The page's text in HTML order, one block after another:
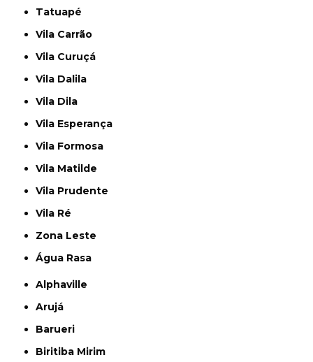
Tatuapé
Vila Carrão
Vila Curuçá
Vila Dalila
Vila Dila
Vila Esperança
Vila Formosa
Vila Matilde
Vila Prudente
Vila Ré
Zona Leste
Água Rasa
Alphaville
Arujá
Barueri
Biritiba Mirim